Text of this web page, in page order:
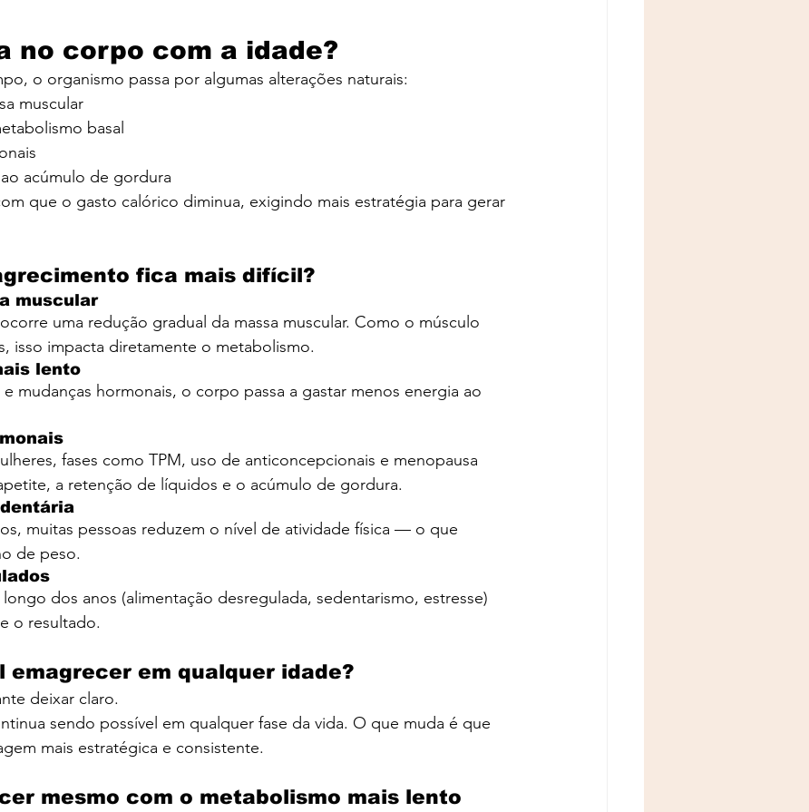
no corpo com a idade?
o organismo passa por algumas alterações naturais:
muscular
basal
acúmulo de gordura
que o gasto calórico diminua, exigindo mais estratégia para gerar
fica mais difícil?
muscular
uma redução gradual da massa muscular. Como o músculo
isso impacta diretamente o metabolismo.
lento
mudanças hormonais, o corpo passa a gastar menos energia ao
fases como TPM, uso de anticoncepcionais e menopausa
a retenção de líquidos e o acúmulo de gordura.
muitas pessoas reduzem o nível de atividade física — o que
de peso.
dos anos (alimentação desregulada, sedentarismo, estresse)
o resultado.
emagrecer em qualquer idade?
deixar claro.
sendo possível em qualquer fase da vida. O que muda é que
mais estratégica e consistente.
mesmo com o metabolismo mais lento